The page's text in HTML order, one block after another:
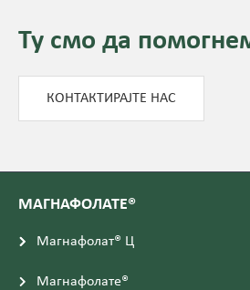
Ту смо да
КОНТАКТИРАЈТЕ НАС
МАГНАФОЛАТЕ®
Магнафолат® Ц
Магнафолате®